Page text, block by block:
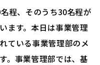
程、そのうち30名程が
ます。本日は事業管理
ている事業管理部のメ
。事業管理部では、基